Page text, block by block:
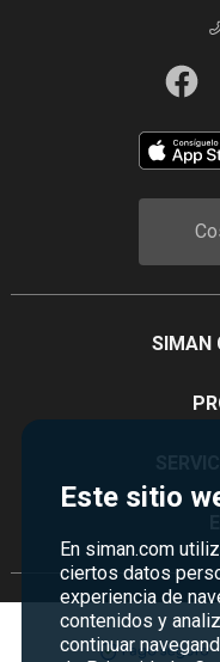
Este sitio
En siman.com
ciertos datos
experiencia de
contenidos y
continuar
SIMAN
Política de